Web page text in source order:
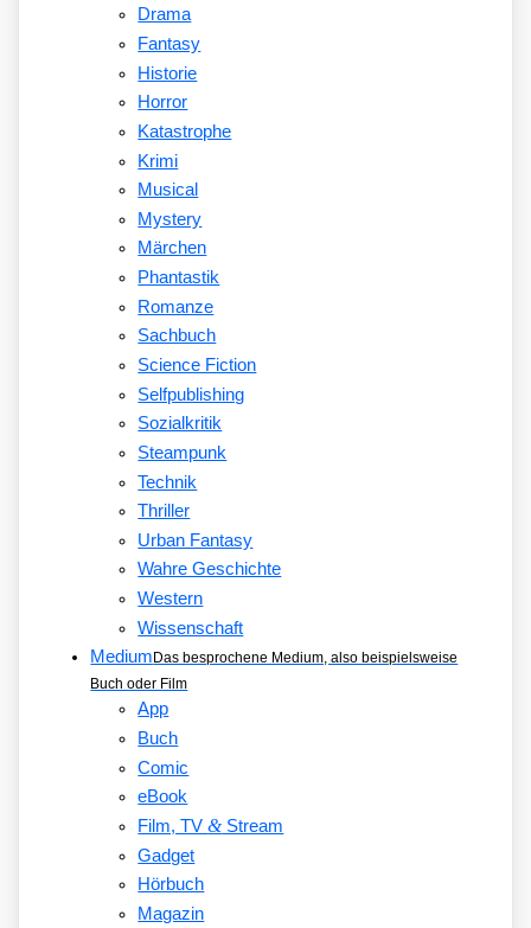
Drama
Fantasy
Historie
Horror
Katastrophe
Krimi
Musical
Mystery
Märchen
Phantastik
Romanze
Sachbuch
Science Fiction
Selfpublishing
Sozialkritik
Steampunk
Technik
Thriller
Urban Fantasy
Wahre Geschichte
Western
Wissenschaft
Medium Das besprochene Medium, also beispielsweise
Buch oder Film
App
Buch
Comic
eBook
Film, TV&Stream
Gadget
Hörbuch
Magazin